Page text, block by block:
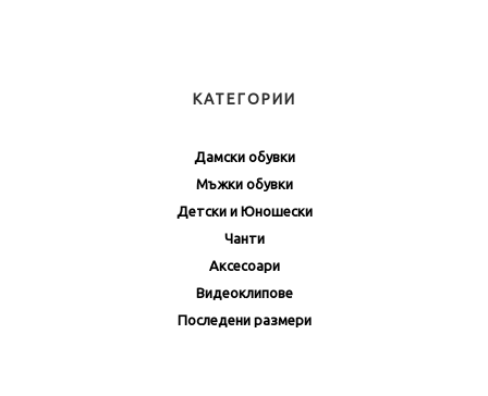
КАТЕГОРИИ
Дамски обувки
Мъжки обувки
Детски и Юношески
Чанти
Аксесоари
Видеоклипове
Последени размери